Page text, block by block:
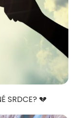
SRDCE? 💔